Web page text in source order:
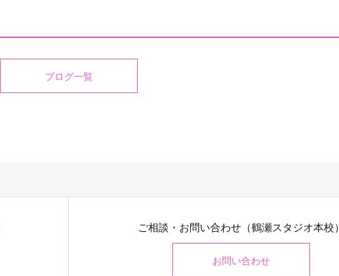
ブログ一覧
ご相談・お問い合わせ（鶴瀬スタジオ本校）
お問い合わせ